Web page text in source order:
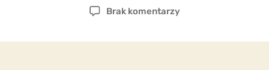
wpisu
Brak komentarzydo